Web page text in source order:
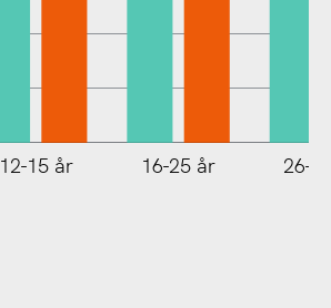
12-15 år 16-25 år 26-